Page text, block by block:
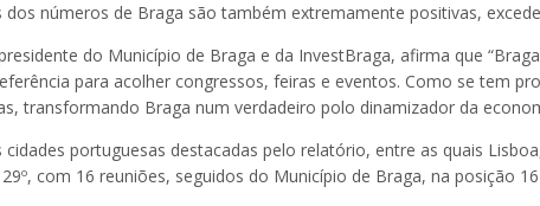
dos números de Braga são também extremamente positivas,
do Município de Braga e da InvestBraga, afirma que
para acolher congressos, feiras e eventos. Como se tem
transformando Braga num verdadeiro polo dinamizador da
cidades portuguesas destacadas pelo relatório, entre as quais
com 16 reuniões, seguidos do Município de Braga, na posição